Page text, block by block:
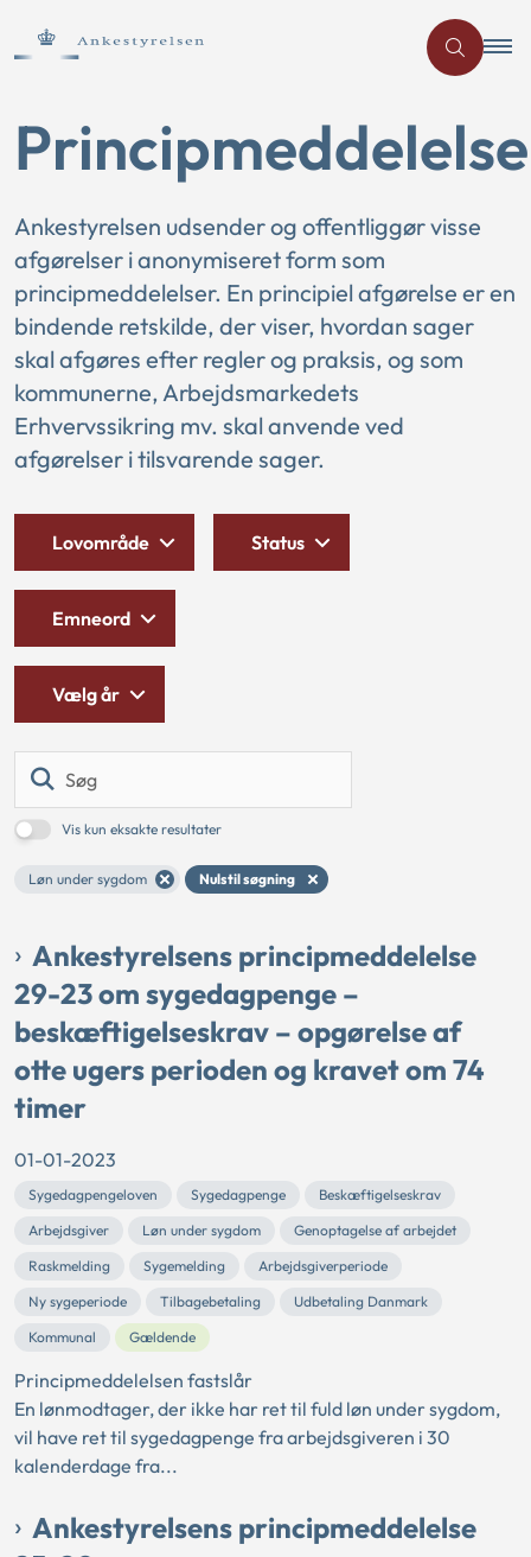
Ankestyrelsen udsender og offentliggør visse
afgørelser i anonymiseret form som
principmeddelelser. En principiel afgørelse er en
bindende retskilde, der viser, hvordan sager
skal afgøres efter regler og praksis, og som
kommunerne, Arbejdsmarkedets
Erhvervssikring mv. skal anvende ved
afgørelser i tilsvarende sager.
Vis kun eksakte resultater
Løn under sygdom Nulstil søgning
Lovområde Status
Emneord
Vælg år
Ankestyrelsens principmeddelelse
29-23 om sygedagpenge –
beskæftigelseskrav – opgørelse af
otte ugers perioden og kravet om 74
timer
01-01-2023
Sygedagpengeloven Sygedagpenge
Beskæftigelseskrav
Arbejdsgiver
Løn under sygdom
Genoptagelse af arbejdet
Raskmelding
Sygemelding
Arbejdsgiverperiode
Ny sygeperiode
Tilbagebetaling
Udbetaling Danmark
Kommunal
Gældende
Principmeddelelsen fastslår
En lønmodtager, der ikke har ret til fuld løn under sygdom,
vil have ret til sygedagpenge fra arbejdsgiveren i 30
kalenderdage fra...
Ankestyrelsens principmeddelelse